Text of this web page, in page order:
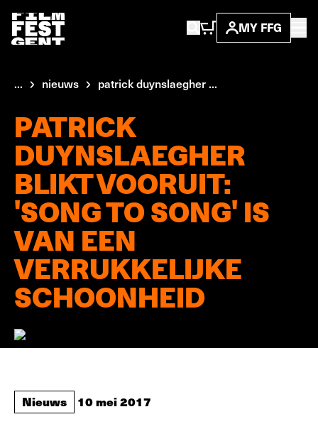
MY FFG
... nieuws patrick duynslaegher ...
PATRICK
DUYNSLAEGHER
BLIKT VOORUIT:
'SONG TO SONG' IS
VAN EEN
VERRUKKELIJKE
SCHOONHEID
Nieuws 10 mei 2017